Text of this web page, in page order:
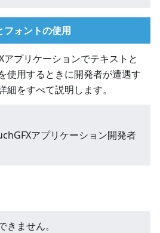
フォントの使用
アプリケーションでテキストと
使用するときに開発者が遭遇す
細をすべて説明します。
アプリケーション開発者
きません。